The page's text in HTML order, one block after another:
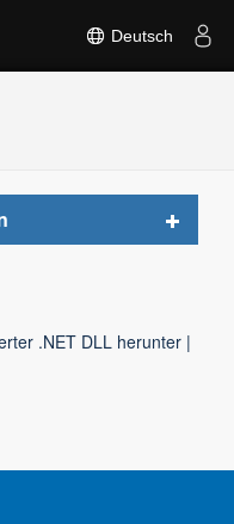
Deutsch
Toggle
.NET DLL herunter |